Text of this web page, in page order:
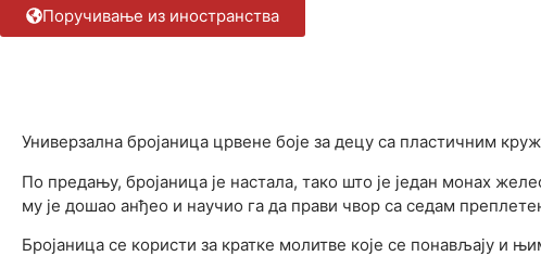
Поручивање из иностранства
Универзална бројаница црвене боје за децу са пластичним
По предању, бројаница је настала, тако што је један монах
му је дошао анђео и научио га да прави чвор са седам
Бројаница се користи за кратке молитве које се понављају и